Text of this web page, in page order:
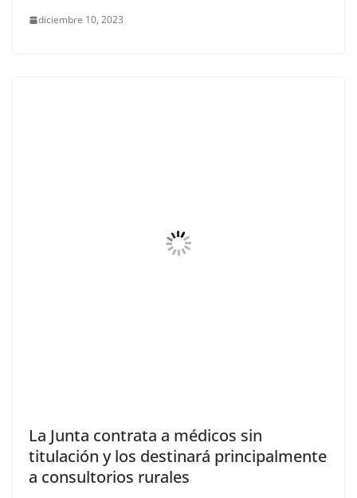
diciembre 10, 2023
La Junta contrata a médicos sin
titulación y los destinará principalmente
a consultorios rurales